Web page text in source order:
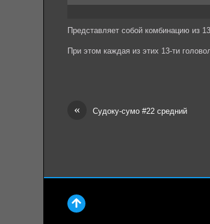
Представляет собой комбинацию из
При этом каждая из этих 13-ти
« Судоку-сумо #22 средний